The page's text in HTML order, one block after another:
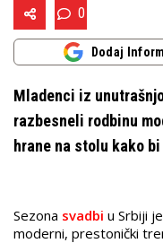
0
Dodaj
Mladenci iz
razbesneli rodbinu
hrane na stolu kako
Sezona svadbi u Srbiji
moderni, prestonički